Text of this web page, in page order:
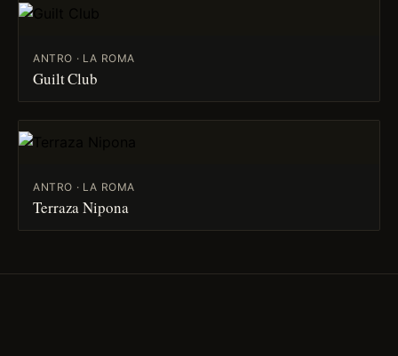
ANTRO · LA ROMA
Guilt Club
ANTRO · LA ROMA
Terraza Nipona